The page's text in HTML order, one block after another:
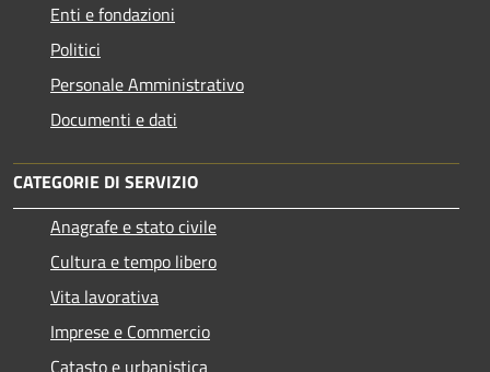
Enti e fondazioni
Politici
Personale Amministrativo
Documenti e dati
CATEGORIE DI SERVIZIO
Anagrafe e stato civile
Cultura e tempo libero
Vita lavorativa
Imprese e Commercio